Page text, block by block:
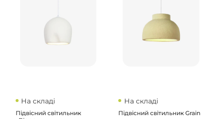
На складі
Підвісний світильник
На складі
Підвісний світильник Grain